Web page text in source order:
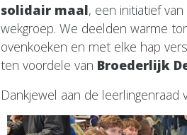
solidair maal, een initiatief
wekgroep. We deelden warme
ovenkoeken en met elke hap
ten voordele van Broederlijk
Dankjewel aan de leerlingenraad